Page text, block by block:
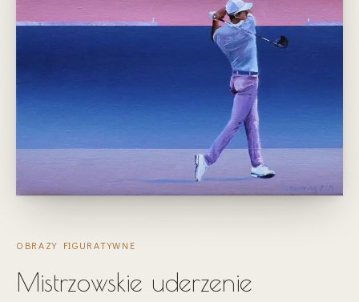
OBRAZY FIGURATYWNE
Mistrzowskie uderzenie